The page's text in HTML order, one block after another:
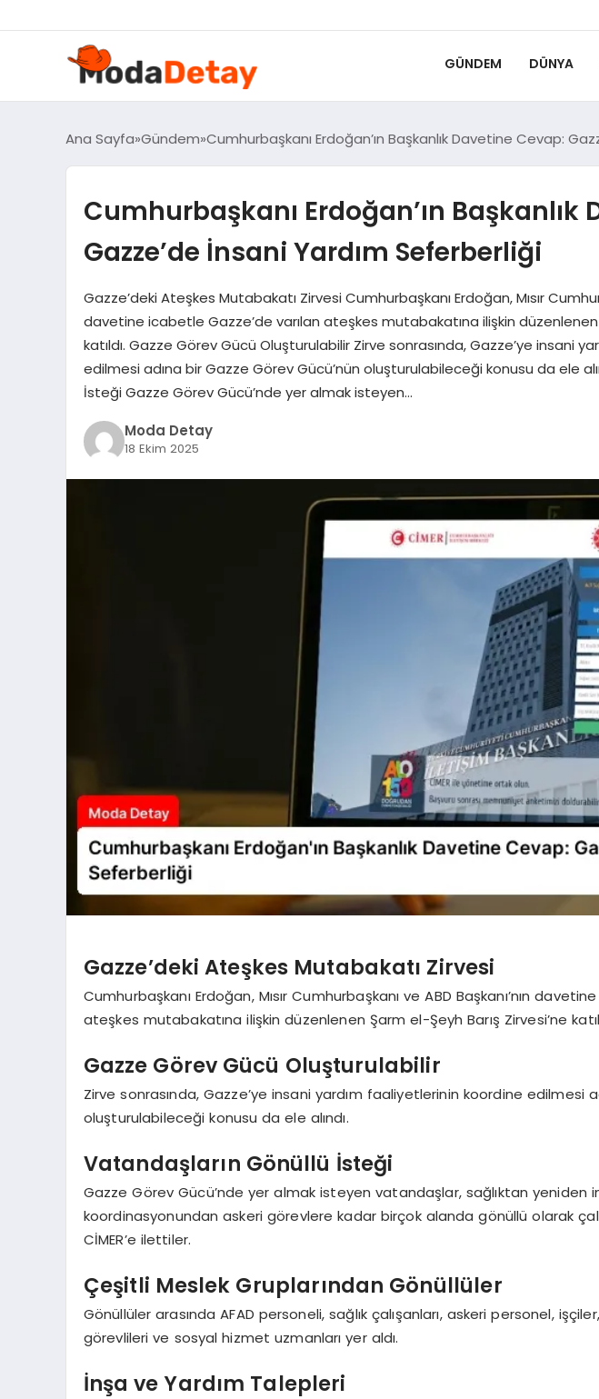
GÜNDEM DÜNYA
Ana Sayfa Gündem Cumhurbaşkanı Erdoğan’ın Başkanlık Davetine Cevap:
Cumhurbaşkanı Erdoğan’ın Başkanlık
Gazze’de İnsani Yardım Seferberliği
Gazze’deki Ateşkes Mutabakatı Zirvesi Cumhurbaşkanı Erdoğan, Mısır
davetine icabetle Gazze’de varılan ateşkes mutabakatına ilişkin düzenlenen
katıldı. Gazze Görev Gücü Oluşturulabilir Zirve sonrasında, Gazze’ye insani
edilmesi adına bir Gazze Görev Gücü’nün oluşturulabileceği konusu da ele
İsteği Gazze Görev Gücü’nde yer almak isteyen…
Moda Detay
18 Ekim 2025
Gazze’deki Ateşkes Mutabakatı Zirvesi
Cumhurbaşkanı Erdoğan, Mısır Cumhurbaşkanı ve ABD Başkanı’nın
ateşkes mutabakatına ilişkin düzenlenen Şarm el-Şeyh Barış Zirvesi’ne
Gazze Görev Gücü Oluşturulabilir
Zirve sonrasında, Gazze’ye insani yardım faaliyetlerinin koordine edilmesi
oluşturulabileceği konusu da ele alındı.
Vatandaşların Gönüllü İsteği
Gazze Görev Gücü’nde yer almak isteyen vatandaşlar, sağlıktan yeniden
koordinasyonundan askeri görevlere kadar birçok alanda gönüllü olarak
CİMER’e ilettiler.
Çeşitli Meslek Gruplarından Gönüllüler
Gönüllüler arasında AFAD personeli, sağlık çalışanları, askeri personel,
görevlileri ve sosyal hizmet uzmanları yer aldı.
İnşa ve Yardım Talepleri